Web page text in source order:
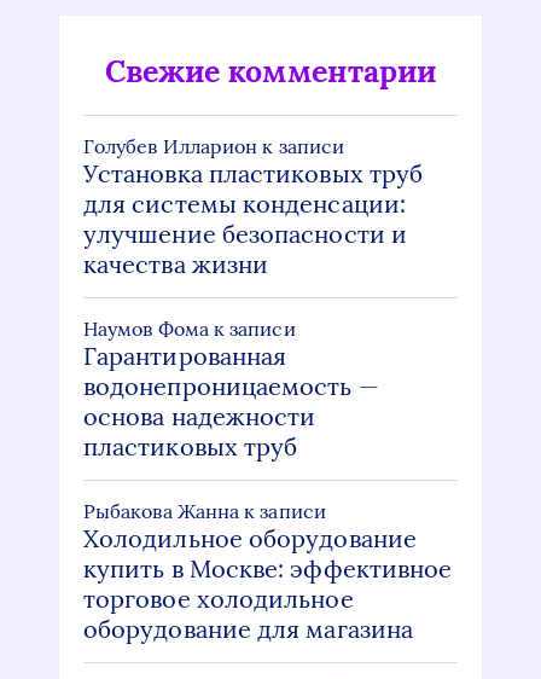
Свежие комментарии
Голубев Илларион к записи
Установка пластиковых труб
для системы конденсации:
улучшение безопасности и
качества жизни
Наумов Фома к записи
Гарантированная
водонепроницаемость —
основа надежности
пластиковых труб
Рыбакова Жанна к записи
Холодильное оборудование
купить в Москве: эффективное
торговое холодильное
оборудование для магазина